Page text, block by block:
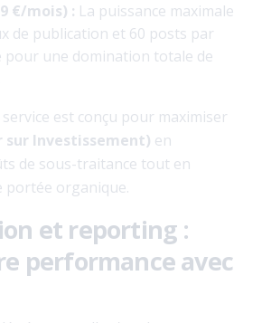
€/mois) : La puissance maximale
de publication et 60 posts par
pour une domination totale de
est conçu pour maximiser
sur Investissement) en
de sous-traitance tout en
organique.
et reporting :
performance avec